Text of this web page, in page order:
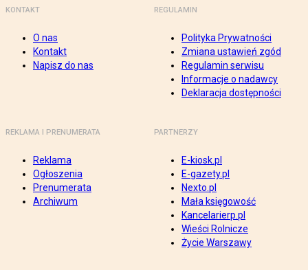
KONTAKT
O nas
Kontakt
Napisz do nas
REGULAMIN
Polityka Prywatności
Zmiana ustawień zgód
Regulamin serwisu
Informacje o nadawcy
Deklaracja dostępności
REKLAMA I PRENUMERATA
Reklama
Ogłoszenia
Prenumerata
Archiwum
PARTNERZY
E-kiosk.pl
E-gazety.pl
Nexto.pl
Mała księgowość
Kancelarierp.pl
Wieści Rolnicze
Życie Warszawy